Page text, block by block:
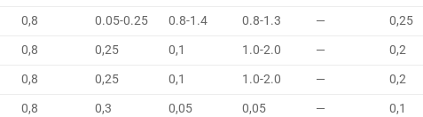
0,8 0.05-0.25 0.8-1.4 0.8-1.3 — 0,25
0,8 0,25 0,1 1.0-2.0 — 0,2
0,8 0,25 0,1 1.0-2.0 — 0,2
0,8 0,3 0,05 0,05 — 0,1